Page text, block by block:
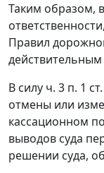
Таким образом,
Правил
В силу ч. 3 п. 1
отмены или
кассационном
выводов суда
решении суда,